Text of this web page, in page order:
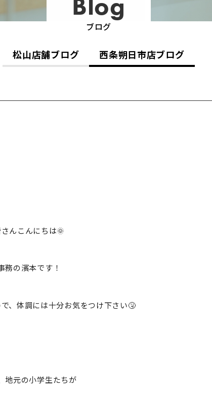
ブログ
松山店舗ブログ 西条朔日市店ブログ
んこんにちは🌞
務の濱本です！
、体調には十分お気をつけ下さい🤧
地元の小学生たちが